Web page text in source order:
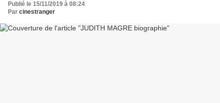
Publié le 15/11/2019 à 08:24
Par cinestranger